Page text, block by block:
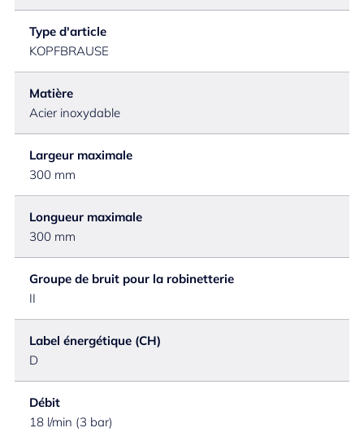
Type d'article
KOPFBRAUSE
Matière
Acier inoxydable
Largeur maximale
300 mm
Longueur maximale
300 mm
Groupe de bruit pour la robinetterie
II
Label énergétique (CH)
D
Débit
18 l/min (3 bar)